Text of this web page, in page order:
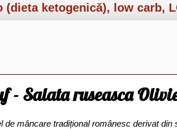
(dieta ketogenică), low carb,
- Salata ruseasca
de mâncare tradițional românesc derivat